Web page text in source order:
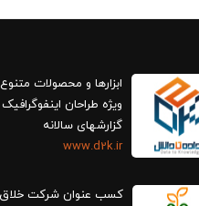
ابزارها و محصولات متنوع
ویژه طراحان
گزارش‎های سالانه
www.d2k.ir
کسب عنوان شرکت خلاق